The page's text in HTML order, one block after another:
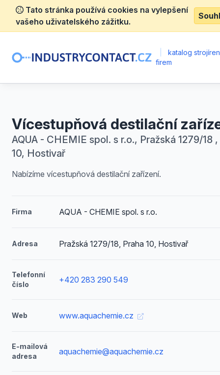
Tato stránka používá cookies na vylepšení
vašeho uživatelského zážitku.
katalog
firem
Vícestupňová destilační
AQUA - CHEMIE spol. s r.o., Pražská 1279/18
10, Hostivař
Nabízíme vícestupňová destilační zařízení.
Firma AQUA - CHEMIE spol. s r.o.
Adresa Pražská 1279/18, Praha 10, Hostivař
Telefonní
číslo
+420 283 290 549
Web www.aquachemie.cz
E-mailová
adresa
aquachemie@aquachemie.cz